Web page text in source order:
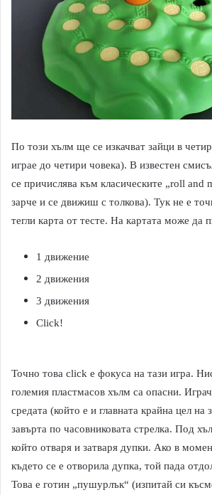
По този хълм ще се изкачват зайци в
играе до четири човека). В известен
се причислява към класическите „roll and
зарче и се движиш с толкова). Тук не е
тегли карта от тесте. На картата може да
1 движение
2 движения
3 движения
Click!
Точно това click e фокуса на тази игра.
големия пластмасов хълм са опасни.
средата (който е и главната крайна цел на
завърта по часовниковата стрелка. Под
който отваря и затваря дупки. Ако в
където се е отворила дупка, той пада
Това е готин „пушурлък“ (изпитай си